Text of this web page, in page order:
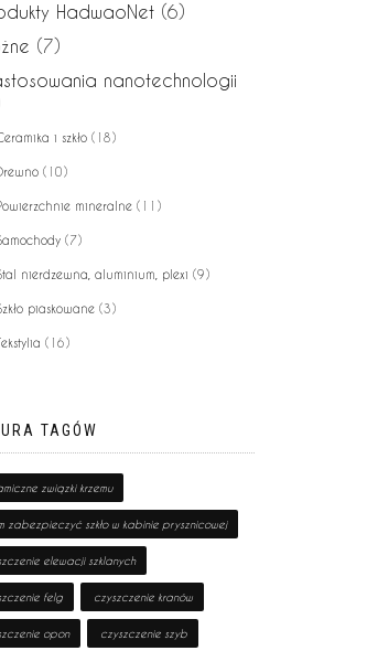
HadwaoNet(6)
(7)
nanotechnologii
i szkło (18)
(10)
mineralne (11)
(7)
nierdzewna, aluminium, plexi (9)
piaskowane (3)
(16)
TAGÓW
związki krzemu
zabezpieczyć szkło w kabinie prysznicowej
elewacji szklanych
felg czyszczenie kranów
opon czyszczenie szyb